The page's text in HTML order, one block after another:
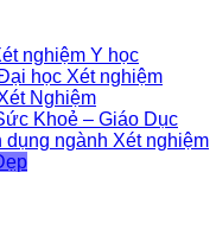
nghiệm Y học
học Xét nghiệm
Nghiệm
Khoẻ – Giáo Dục
dụng ngành Xét nghiệm